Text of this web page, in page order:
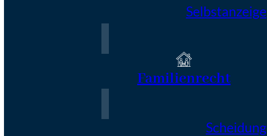
Selbstanzeige
Familienrecht
Scheidung